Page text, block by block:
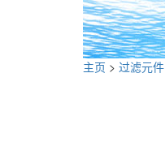
主页 > 过滤元件